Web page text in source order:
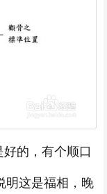
的，有个顺口
明这是福相，晚